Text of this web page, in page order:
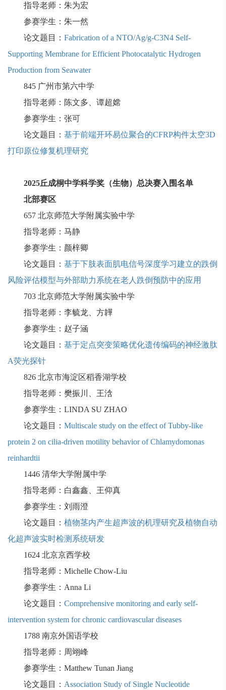
指导老师：朱为宏
参赛学生：朱一然
论文题目： Fabrication of a NTO/Ag/g-C3N4 Self-
Supporting Membrane for Efficient Photocatalytic Hydrogen
Production from Seawater
845 广州市第六中学
指导老师：陈文多、谭超嫦
参赛学生：张可
论文题目： 基于前端开环易位聚合的CFRP构件太空3D
打印原位修复机理研究
2025丘成桐中学科学奖（生物）总决赛入围名单
北部赛区
657 北京师范大学附属实验中学
指导老师：马静
参赛学生：颜梓卿
论文题目： 基于下肢表面肌电信号深度学习建立的跌倒
风险评估模型与外部助力系统在老人跌倒预防中的应用
703 北京师范大学附属实验中学
指导老师：李毓龙、方韡
参赛学生：赵子涵
论文题目： 基于定点突变策略优化遗传编码的神经激肽
A荧光探针
826 北京市海淀区稻香湖学校
指导老师：樊振川、王浛
参赛学生： LINDA SU ZHAO
论文题目： Multiscale study on the effect of Tubby-like
protein 2 on cilia-driven motility behavior of Chlamydomonas
reinhardtii
1446 清华大学附属中学
指导老师：白鑫鑫、王仰真
参赛学生：刘雨澄
论文题目： 植物茎内产生超声波的机理研究及植物自动
化超声波实时检测系统研发
1624 北京京西学校
指导老师： Michelle Chow-Liu
参赛学生： Anna Li
论文题目： Comprehensive monitoring and early self-
intervention system for chronic cardiovascular diseases
1788 南京外国语学校
指导老师：周翊峰
参赛学生： Matthew Tunan Jiang
论文题目： Association Study of Single Nucleotide